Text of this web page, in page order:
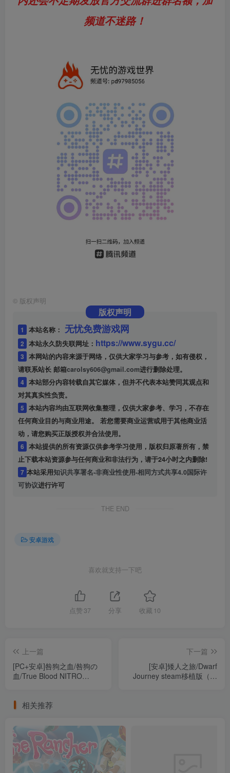
频道不迷路！
© 版权声明
版权声明
1 本站名称： 无忧免费游戏网
2 本站永久防失联网址： https://www.sygu.cc/
3 本网站的内容来源于网络，仅供大家学习与参考，如有侵权，
请联系站长 邮箱carolsy606@gmail.com进行删除处理。
4 本站部分内容转载自其它媒体，但并不代表本站赞同其观点和
对其真实性负责。
5
任何商业目的与商业用途。 若您需要商业运营或用于其他商业活
动，请您购买正版授权并合法使用。
6 本站提供的所有资源仅供参考学习使用，版权归原著所有，禁
止下载本站资源参与任何商业和非法行为，请于24小时之内删除!
7 本站采用知识共享署名-非商业性使用-相同方式共享4.0国际许
可协议进行许可
THE END
安卓游戏
喜欢就支持一下吧
点赞 37 分享 收藏 10
上一篇
[PC+安卓]咎狗之血/咎狗の
血/True Blood NITRO
下一篇
[安卓]矮人之旅/Dwarf
Journey steam移植版（官
相关推荐